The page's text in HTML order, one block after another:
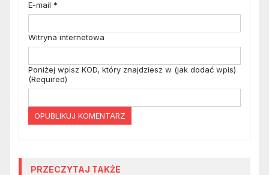
E-mail *
Witryna internetowa
Poniżej wpisz KOD, który znajdziesz w (jak dodać wpis)
(Required)
PRZECZYTAJ TAKŻE